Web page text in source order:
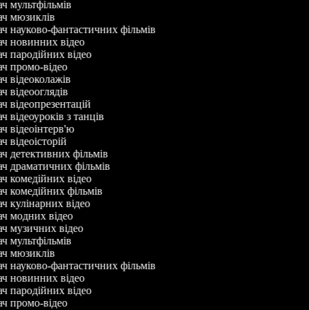
мультфільмів
мюзиклів
науково-фантастичних фільмів
новинних відео
пародійних відео
промо-відео
відеоколажів
відеооглядів
відеопрезентацій
відеоуроків з танців
відеоінтерв'ю
відеоісторій
детективних фільмів
драматичних фільмів
комедійних відео
комедійних фільмів
кулінарних відео
модних відео
музичних відео
мультфільмів
мюзиклів
науково-фантастичних фільмів
новинних відео
пародійних відео
промо-відео